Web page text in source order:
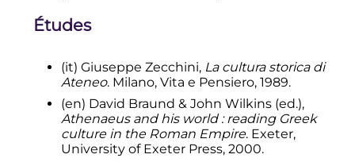
Études
(it) Giuseppe Zecchini, La cultura storica di
Ateneo. Milano, Vita e Pensiero, 1989.
(en) David Braund & John Wilkins (ed.),
Athenaeus and his world : reading Greek
culture in the Roman Empire. Exeter,
University of Exeter Press, 2000.